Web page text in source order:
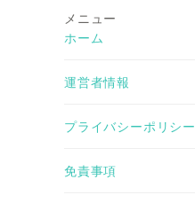
メニュー
ホーム
運営者情報
プライバシーポリシー
免責事項